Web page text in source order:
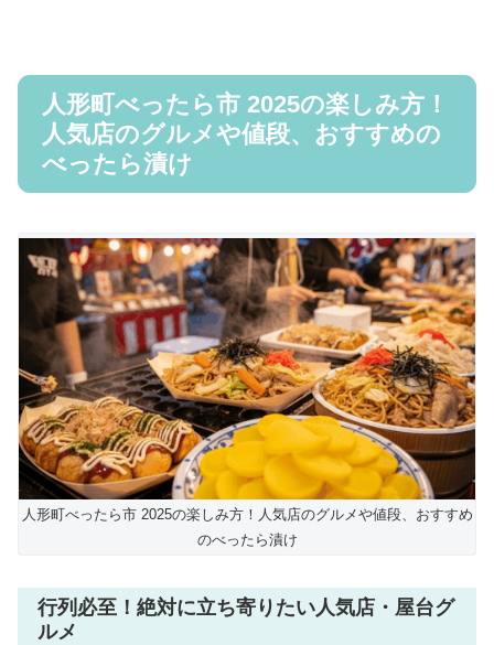
人形町べったら市 2025の楽しみ方！
人気店のグルメや値段、おすすめの
べったら漬け
人形町べったら市 2025の楽しみ方！人気店のグルメや値段、おすすめ
のべったら漬け
行列必至！絶対に立ち寄りたい人気店・屋台グ
ルメ